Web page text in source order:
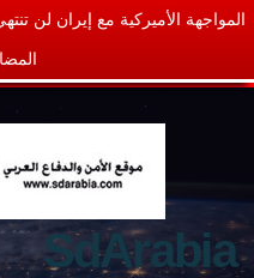
المواجهة الأميركية مع إيران لن
SdArabia